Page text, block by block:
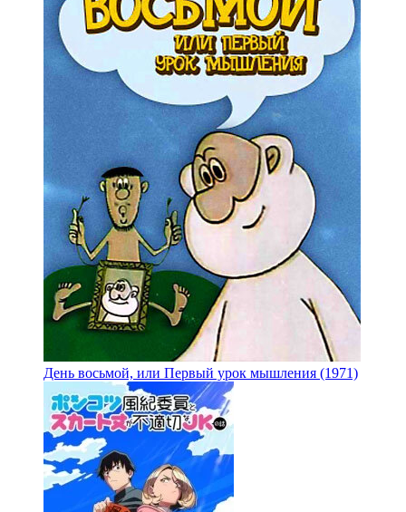
День восьмой, или Первый урок мышления (1971)